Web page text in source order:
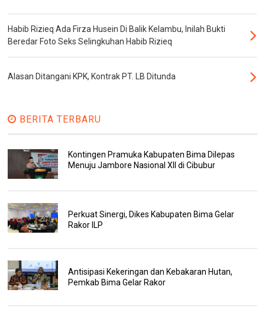
Habib Rizieq Ada Firza Husein Di Balik Kelambu, Inilah Bukti
Beredar Foto Seks Selingkuhan Habib Rizieq
Alasan Ditangani KPK, Kontrak PT. LB Ditunda
BERITA TERBARU
Kontingen Pramuka Kabupaten Bima Dilepas
Menuju Jambore Nasional XII di Cibubur
Perkuat Sinergi, Dikes Kabupaten Bima Gelar
Rakor ILP
Antisipasi Kekeringan dan Kebakaran Hutan,
Pemkab Bima Gelar Rakor